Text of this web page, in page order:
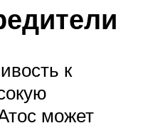
к
может